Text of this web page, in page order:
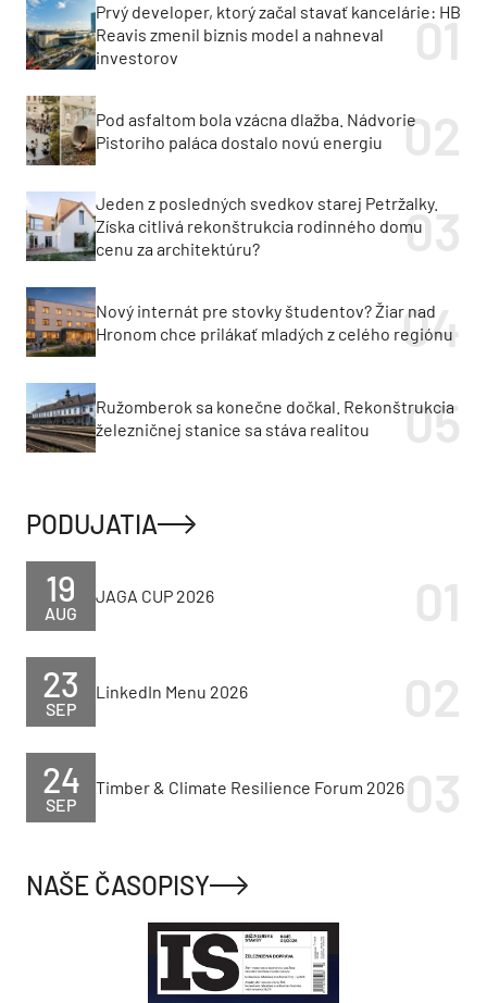
Prvý developer, ktorý začal stavať kancelárie: HB
Reavis zmenil biznis model a nahneval
investorov
Pod asfaltom bola vzácna dlažba. Nádvorie
Pistoriho paláca dostalo novú energiu
Jeden z posledných svedkov starej Petržalky.
Získa citlivá rekonštrukcia rodinného domu
cenu za architektúru?
Nový internát pre stovky študentov? Žiar nad
Hronom chce prilákať mladých z celého regiónu
Ružomberok sa konečne dočkal. Rekonštrukcia
železničnej stanice sa stáva realitou
PODUJATIA
AUG
19 JAGA CUP 2026
SEP
23 LinkedIn Menu 2026
SEP
24 Timber & Climate Resilience Forum 2026
NAŠE ČASOPISY